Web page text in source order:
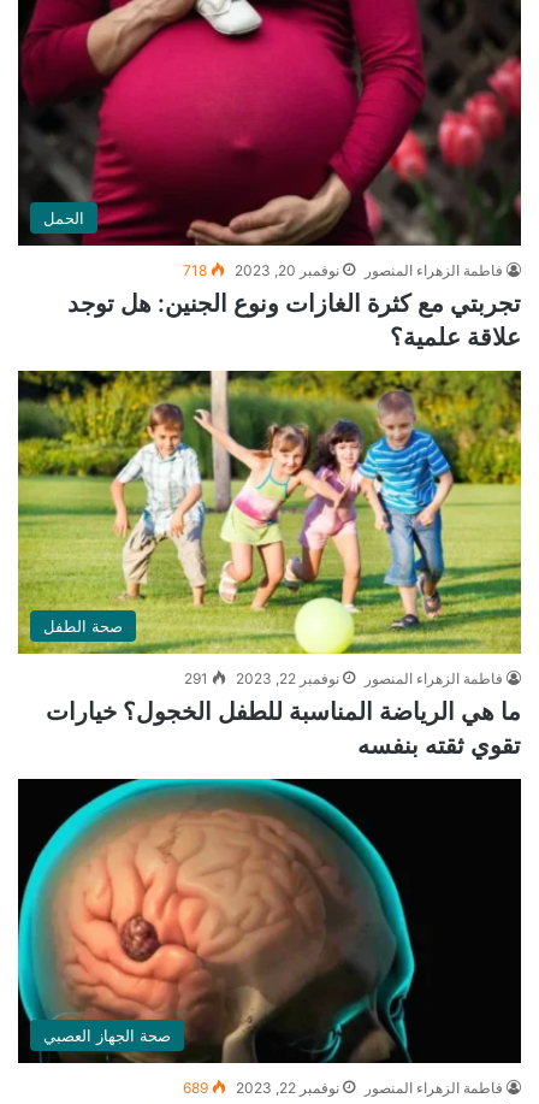
الحمل
فاطمة الزهراء المنصور نوفمبر 20, 2023 718
تجربتي مع كثرة الغازات ونوع الجنين: هل توجد
علاقة علمية؟
صحة الطفل
فاطمة الزهراء المنصور نوفمبر 22, 2023 291
ما هي الرياضة المناسبة للطفل الخجول؟ خيارات
تقوي ثقته بنفسه
صحة الجهاز العصبي
فاطمة الزهراء المنصور نوفمبر 22, 2023 689